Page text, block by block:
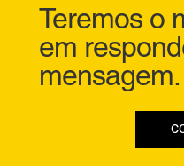
Teremos o
em
mensagem.